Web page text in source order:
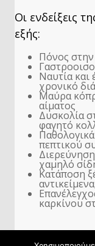
Οι ενδείξεις
εξής:
Πόνος
Ναυτία και
χρονικό
Μαύρα
αίματος
Δυσκολία
φαγητό
πεπτικού
χαμηλό
Κατάποση
καρκίνου